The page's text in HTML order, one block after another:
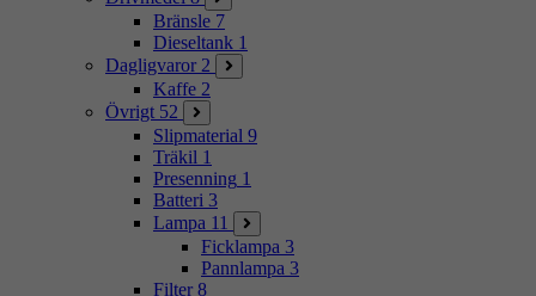
Bränsle 7
Dieseltank 1
Dagligvaror 2
Kaffe 2
Övrigt 52
Slipmaterial 9
Träkil 1
Presenning 1
Batteri 3
Lampa 11
Ficklampa 3
Pannlampa 3
Filter 8